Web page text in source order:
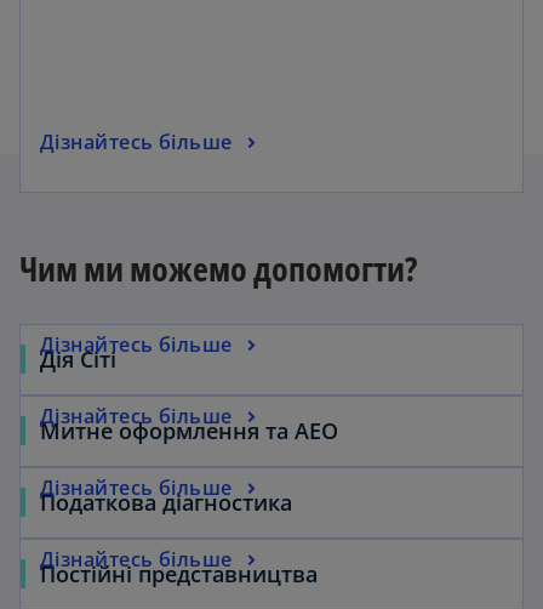
Дізнайтесь більше
Чим ми можемо допомогти?
Дія Сіті
Дізнайтесь більше
Митне оформлення та АЕО
Дізнайтесь більше
Податкова діагностика
Дізнайтесь більше
Постійні представництва
Дізнайтесь більше